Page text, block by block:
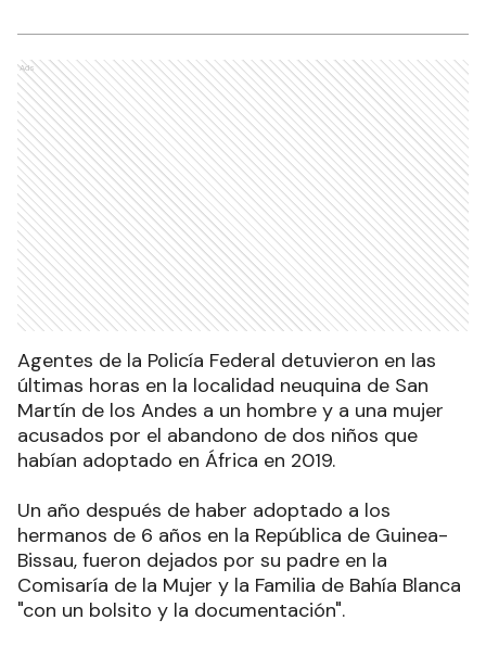
Ads
Agentes de la Policía Federal detuvieron en las
últimas horas en la localidad neuquina de San
Martín de los Andes a un hombre y a una mujer
acusados por el abandono de dos niños que
habían adoptado en África en 2019.
Un año después de haber adoptado a los
hermanos de 6 años en la República de Guinea-
Bissau, fueron dejados por su padre en la
Comisaría de la Mujer y la Familia de Bahía Blanca
"con un bolsito y la documentación".